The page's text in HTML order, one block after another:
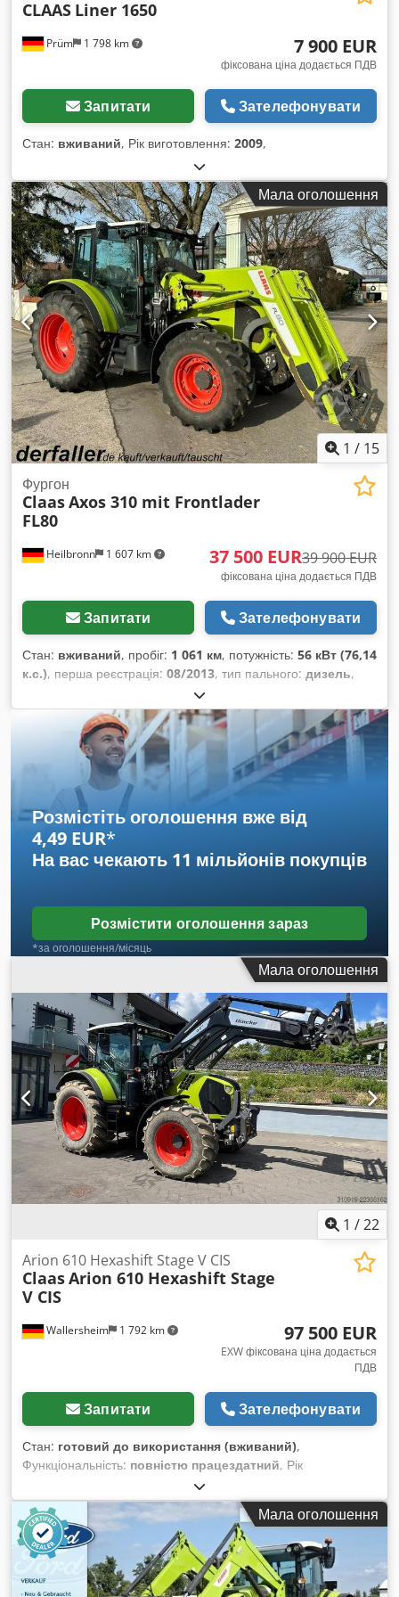
Prüm 1 798 km
CLAAS Liner 1650
7 900 EUR
фіксована ціна додається ПДВ
Запитати Зателефонувати
Стан: вживаний, Рік виготовлення: 2009,
Мала оголошення
1 / 15
Heilbronn 1 607 km
Фургон
ClaasAxos 310 mit Frontlader
FL80
37 500 EUR39 900 EUR
фіксована ціна додається ПДВ
Запитати Зателефонувати
Стан: вживаний, пробіг: 1 061 км, потужність: 56 кВт (76,14
к.с.), перша реєстрація: 08/2013, тип пального: дизель,
, колір:зелений
механічний, підвіска:інше, кількість місць:2, мотогодини:
, Обладнання:кабіна, повний привід,
Розмістіть оголошення вже від
4,49 EUR*
На вас чекають 11 мільйонів покупців
Розмістити оголошення зараз
*за оголошення/місяць
Мала оголошення
1 /22
Wallersheim 1 792 km
Arion 610 Hexashift Stage V CIS
ClaasArion 610 Hexashift Stage
V CIS
97 500 EUR
EXW фіксована ціна додається
ПДВ
Запитати Зателефонувати
Стан: готовий до використання (вживаний),
Функціональність: повністю працездатний, Рік
, мотогодини:
дизель, максимальна швидкість:40 км/год, колір:
зелений, Продається: сільськогосподарський трактор Claas
Arion 610 Hexashift Stage V (CIS), тип A96 100 Рік
виготовлення: 2022 Напрацювання: 939 годин Трактор у
відмінному стані, майже як новий, з дуже незначним
Мала оголошення